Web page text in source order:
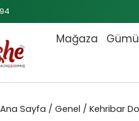
Mağaza
Ana Sayfa / Genel / Kehribar